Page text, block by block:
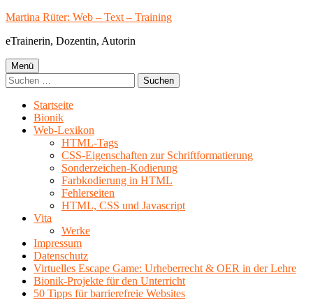
Springe
Inhalt
Martina Rüter: Web – Text – Training
eTrainerin, Dozentin, Autorin
Primäres
Menü
Menü
Suchen
nach:
Startseite
Bionik
Web-Lexikon
HTML-Tags
CSS-Eigenschaften zur Schriftformatierung
Sonderzeichen-Kodierung
Farbkodierung in HTML
Fehlerseiten
HTML, CSS und Javascript
Vita
Werke
Impressum
Datenschutz
Virtuelles Escape Game: Urheberrecht & OER in der Lehre
Bionik-Projekte für den Unterricht
50 Tipps für barrierefreie Websites